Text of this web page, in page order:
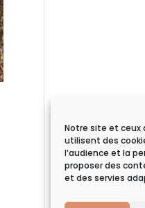
Notre site et ceux
utilisent des
l’audience et la
proposer des
et des servies